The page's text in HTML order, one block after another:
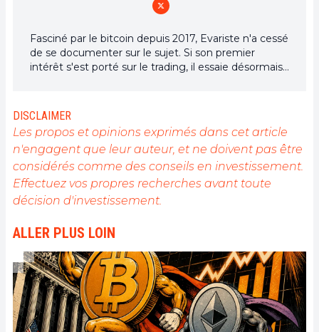
Fasciné par le bitcoin depuis 2017, Evariste n'a cessé
de se documenter sur le sujet. Si son premier
intérêt s'est porté sur le trading, il essaie désormais
rédacteur, il aspire à fournir en permanence un
travail de haute qualité qui reflète l'état du secteur
dans son ensemble.
DISCLAIMER
Les propos et opinions exprimés dans cet article
n'engagent que leur auteur, et ne doivent pas être
considérés comme des conseils en investissement.
Effectuez vos propres recherches avant toute
décision d'investissement.
ALLER PLUS LOIN